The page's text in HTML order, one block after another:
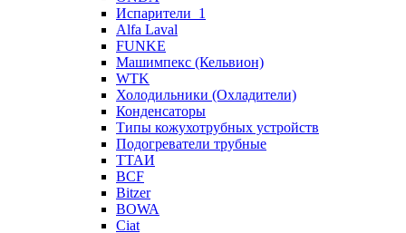
Испарители_1
Alfa Laval
FUNKE
Машимпекс (Кельвион)
WTK
Холодильники (Охладители)
Конденсаторы
Типы кожухотрубных устройств
Подогреватели трубные
ТТАИ
BCF
Bitzer
BOWA
Ciat